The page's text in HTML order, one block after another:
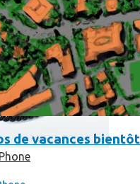
de vacances